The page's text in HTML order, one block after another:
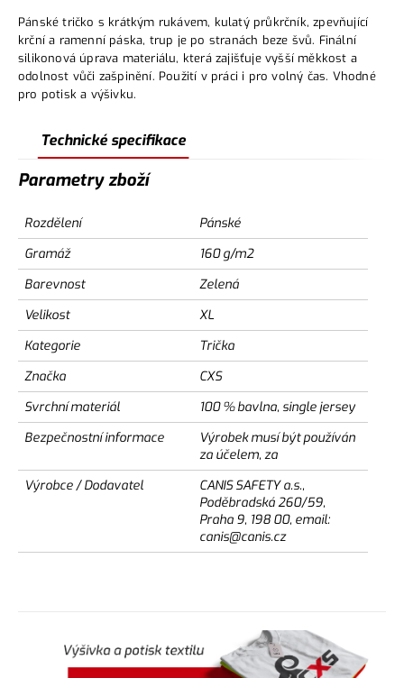
Pánské tričko s krátkým rukávem, kulatý průkrčník, zpevňující
krční a ramenní páska, trup je po stranách beze švů. Finální
silikonová úprava materiálu, která zajišťuje vyšší měkkost a
odolnost vůči zašpinění. Použití v práci i pro volný čas. Vhodné
pro potisk a výšivku.
Technické specifikace
Parametry zboží
Rozdělení
Pánské
Gramáž
160 g/m2
Barevnost
Zelená
Velikost
XL
Kategorie
Trička
Značka
CXS
Svrchní materiál
100 % bavlna, single jersey
Bezpečnostní informace
Výrobek musí být používán
za účelem, za
Výrobce / Dodavatel
CANIS SAFETY a.s.,
Poděbradská 260/59,
Praha 9, 198 00, email:
canis@canis.cz